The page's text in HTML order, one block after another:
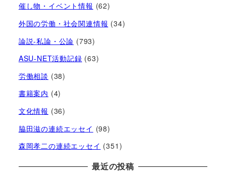
催し物・イベント情報 (62)
外国の労働・社会関連情報 (34)
論説-私論・公論 (793)
ASU-NET活動記録 (63)
労働相談 (38)
書籍案内 (4)
文化情報 (36)
脇田滋の連続エッセイ (98)
森岡孝二の連続エッセイ (351)
最近の投稿